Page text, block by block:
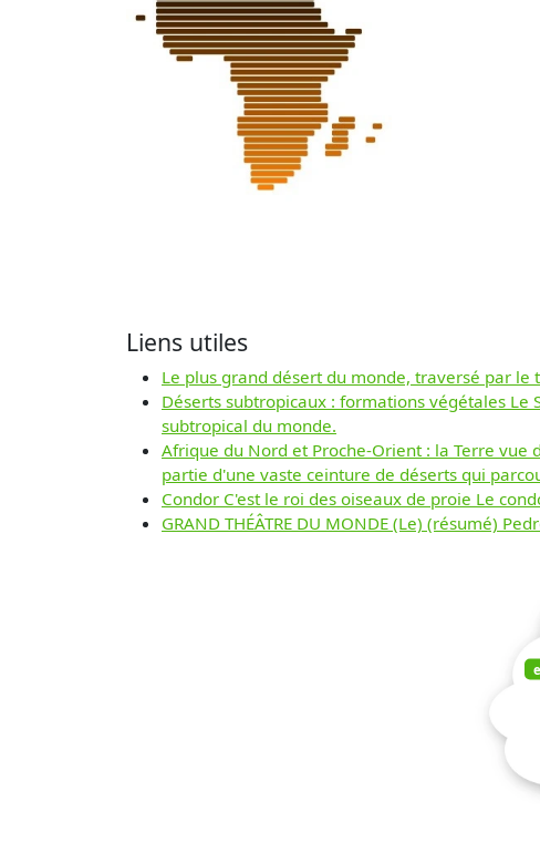
Liens utiles
Le plus grand désert du monde, traversé par
Déserts subtropicaux : formations végétales
subtropical du monde.
Afrique du Nord et Proche-Orient : la Terre
partie d'une vaste ceinture de déserts qui
Condor C'est le roi des oiseaux de proie Le
GRAND THÉÂTRE DU MONDE (Le) (résumé)